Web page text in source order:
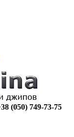
(050) 749-73-75